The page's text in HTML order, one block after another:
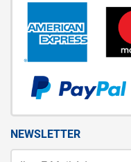
NEWSLETTER